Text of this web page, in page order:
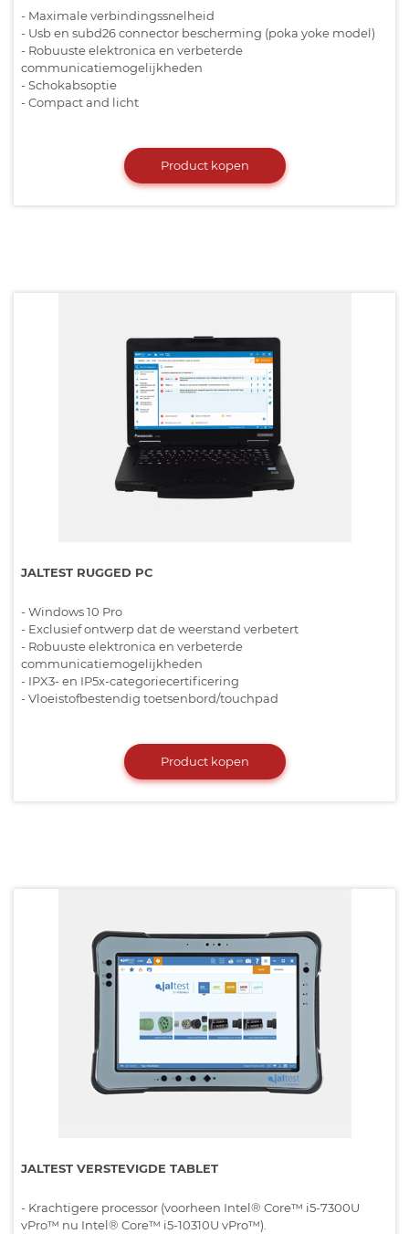
- Maximale verbindingssnelheid
- Usb en subd26 connector bescherming (poka yoke model)
- Robuuste elektronica en verbeterde
communicatiemogelijkheden
- Schokabsoptie
- Compact and licht
Product kopen
JALTEST RUGGED PC
- Windows 10 Pro
- Exclusief ontwerp dat de weerstand verbetert
- Robuuste elektronica en verbeterde
communicatiemogelijkheden
- IPX3- en IP5x-categoriecertificering
- Vloeistofbestendig toetsenbord/touchpad
Product kopen
JALTEST VERSTEVIGDE TABLET
- Krachtigere processor (voorheen Intel® Core™ i5-7300U
vPro™ nu Intel® Core™ i5-10310U vPro™).